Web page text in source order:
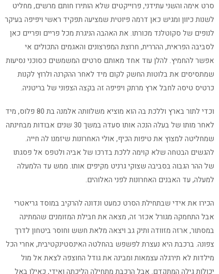
סרט אימה והשני עתידני, פרוייקטים שלא הותירו חותם מרשים, מחליט
לשנות כיוון ומגיש כאן דרמה פיוטית שמציעה תפקיד ראשי ויפיפה בעיקר
לנופים של סקוטלנד מכורתו. את האהבה הניגרת מכל פריים ופריים כאן
לסביבה הפראית, ההררית, חרוצת המפרצונים והאגמים התכולים אי
אפשר להחמיץ. להלן עוד אחד מאותם סרטים המשמשים כסוכני נסיעות
שמתסיסים את בלוטות החשק לקום מיד לאחר ההקרנה ולרוץ לקנות
כרטיס טיסה לחבל ארץ מרתק ויפיפה זה בקצה הצפוני של בריטניה.
וכדי לתור בארץ וללכת בה הוא מוציא משלוותה אלמנה בת 80 פלוס, מיד
לאחר מותו של בעלה הנכה אותו סעדה במשך 30 שנים אבודות מבחינתה
שמחליטה למצוץ את טיפות הכיף, אולי האחרונות שיזמנו לה חייה.
להגשים הבטחה שלא קוימה ללכת בדרכו של אביה ולטפס אל פסגתו
של ההר הגבוה בסביבה שצוקי גרניט מקיפים אותו. ממש עד הלמעלה
למעלה, עד האבנים האחרונות לפני האלוהים.
הכירו את אידי שבתחילת הסרט כמעט ונדונה להרקיב במוסד גריאטרי
אבל התחמקה מגורל אכזר זה, מצאה את חבילת המזומנים שהמתינה
במסתור, ארזה מזוודה ותיק גב ויצאה מלאת חשש וחוסר ביטחון לדרך
צפונה. ברכבת היא נעצרת לפשפש בהחלטה האינסטינקטיבית, אחרי הכל
מילדות לא תירגלה עצמאות ומבינה את גודל החוצפה לצאת אל מול
יכולות גילה המתקדם. אבל הרכבת מתחילה הליכתה ואידי, כאילו באל